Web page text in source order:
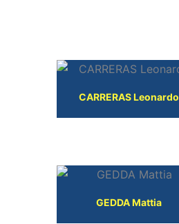
CARRERAS Leonardo
GEDDA Mattia